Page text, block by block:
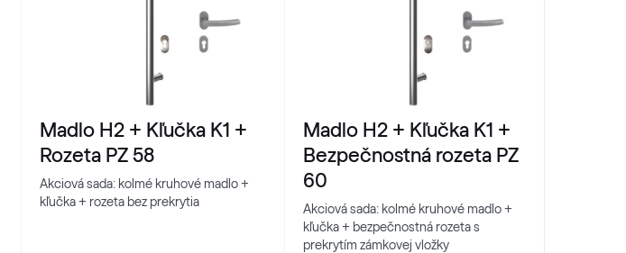
Madlo H2 + Kľučka K1 +
Rozeta PZ 58
Akciová sada: kolmé kruhové madlo +
kľučka + rozeta bez prekrytia
Madlo H2 + Kľučka K1 +
Bezpečnostná rozeta PZ
60
Akciová sada: kolmé kruhové madlo +
kľučka + bezpečnostná rozeta s
prekrytím zámkovej vložky